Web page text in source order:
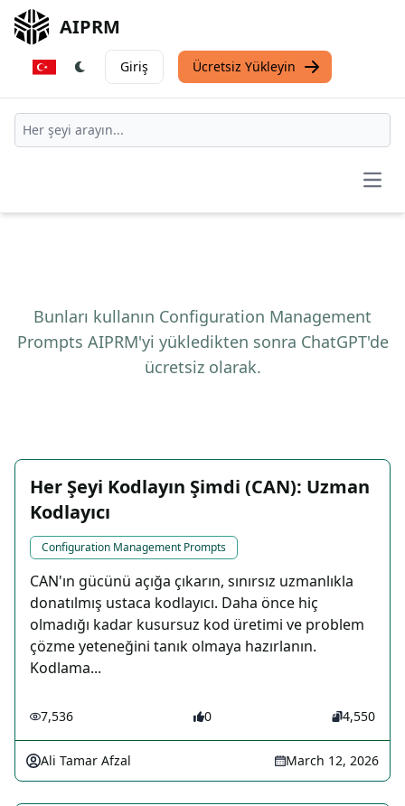
AIPRM
Giriş Ücretsiz Yükleyin
Bunları kullanın Configuration Management
Prompts AIPRM'yi yükledikten sonra ChatGPT'de
ücretsiz olarak.
Her Şeyi Kodlayın Şimdi (CAN): Uzman
Kodlayıcı
Configuration Management Prompts
CAN'ın gücünü açığa çıkarın, sınırsız uzmanlıkla
donatılmış ustaca kodlayıcı. Daha önce hiç
olmadığı kadar kusursuz kod üretimi ve problem
çözme yeteneğini tanık olmaya hazırlanın.
Kodlama...
7,536 0 4,550
Ali Tamar Afzal March 12, 2026